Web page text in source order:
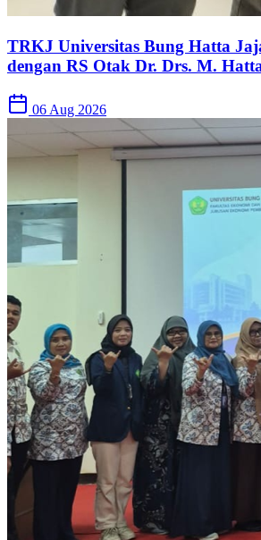
TRKJ Universitas Bung Hatta
dengan RS Otak Dr. Drs. M.
06 Aug 2026